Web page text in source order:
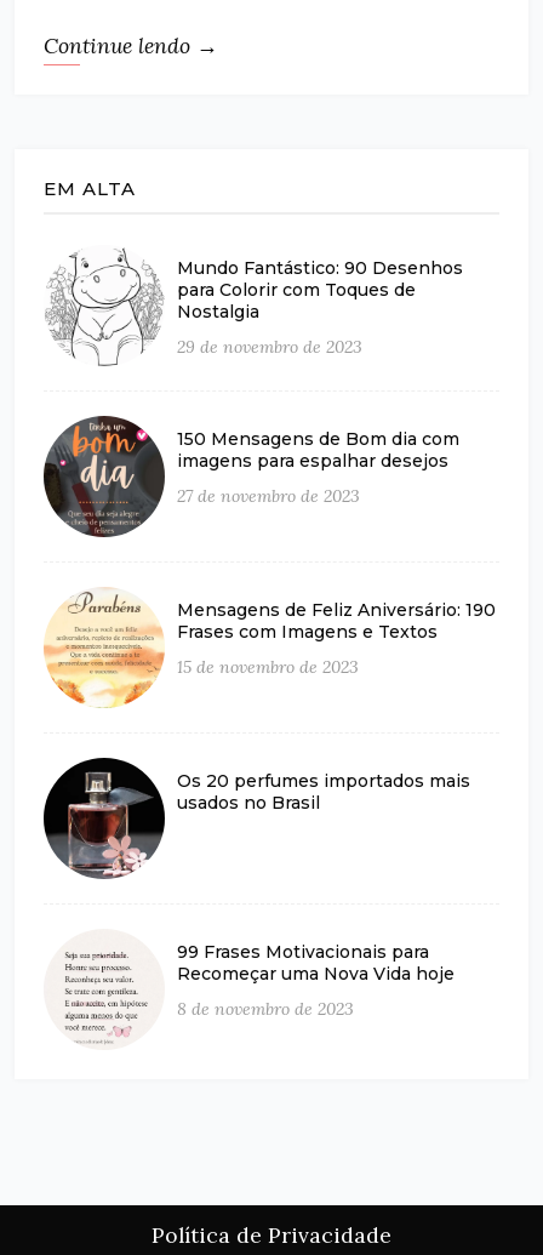
Continue lendo →
EM ALTA
Mundo Fantástico: 90 Desenhos
para Colorir com Toques de
Nostalgia
29 de novembro de 2023
150 Mensagens de Bom dia com
imagens para espalhar desejos
27 de novembro de 2023
Mensagens de Feliz Aniversário: 190
Frases com Imagens e Textos
15 de novembro de 2023
Os 20 perfumes importados mais
usados no Brasil
99 Frases Motivacionais para
Recomeçar uma Nova Vida hoje
8 de novembro de 2023
Política de Privacidade